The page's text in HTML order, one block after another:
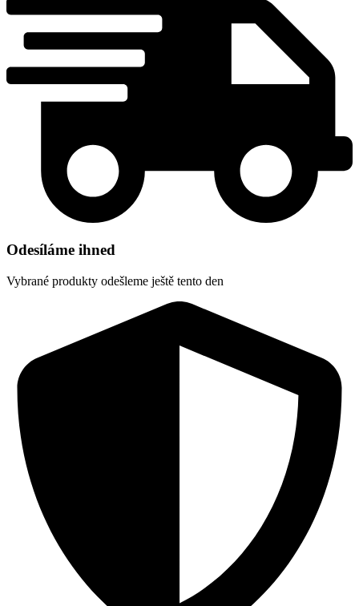
Odesíláme ihned
Vybrané produkty odešleme ještě tento den